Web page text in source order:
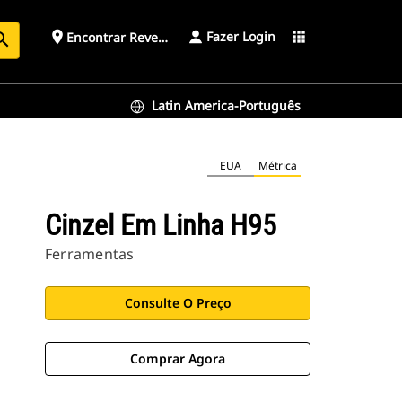
place Encontrar Revendedor Fazer Login apps
Latin America-Português
EUA Métrica
Cinzel Em Linha H95
Ferramentas
Consulte O Preço
Comprar Agora